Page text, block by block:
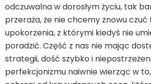
odczuwalna w dorosłym życiu, tak
przeraża, że nie chcemy znowu
upokorzenia, z którymi kiedyś nie
poradzić. Część z nas nie mając
strategii, dość szybko i
perfekcjonizmu naiwnie wierząc w